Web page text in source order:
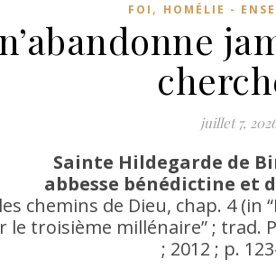
FOI , HOMÉLIE -
juillet 7,
Sainte Hildegarde de
abbesse bénédictine et
chemins de Dieu, chap. 4
le troisième millénaire” ; trad.
; 2012 ; p.